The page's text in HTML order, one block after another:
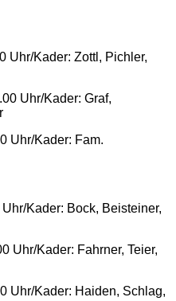
Uhr/Kader: Zottl, Pichler,
Uhr/Kader: Graf,
Uhr/Kader: Fam.
Kader: Bock, Beisteiner,
Uhr/Kader: Fahrner, Teier,
Uhr/Kader: Haiden, Schlag,